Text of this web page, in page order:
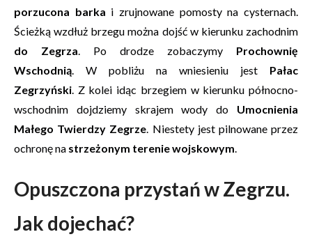
porzucona barka i zrujnowane pomosty na cysternach.
Ścieżką wzdłuż brzegu można dojść w kierunku zachodnim
do Zegrza. Po drodze zobaczymy Prochownię
Wschodnią. W pobliżu na wniesieniu jest Pałac
Zegrzyński. Z kolei idąc brzegiem w kierunku północno-
wschodnim dojdziemy skrajem wody do Umocnienia
Małego Twierdzy Zegrze. Niestety jest pilnowane przez
ochronę na strzeżonym terenie wojskowym.
Opuszczona przystań w Zegrzu.
Jak dojechać?